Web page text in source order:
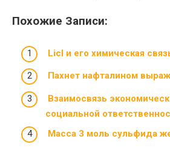
Похожие Записи:
Licl и его химическая
Пахнет нафталином
Взаимосвязь
социальной
Масса 3 моль сульфида